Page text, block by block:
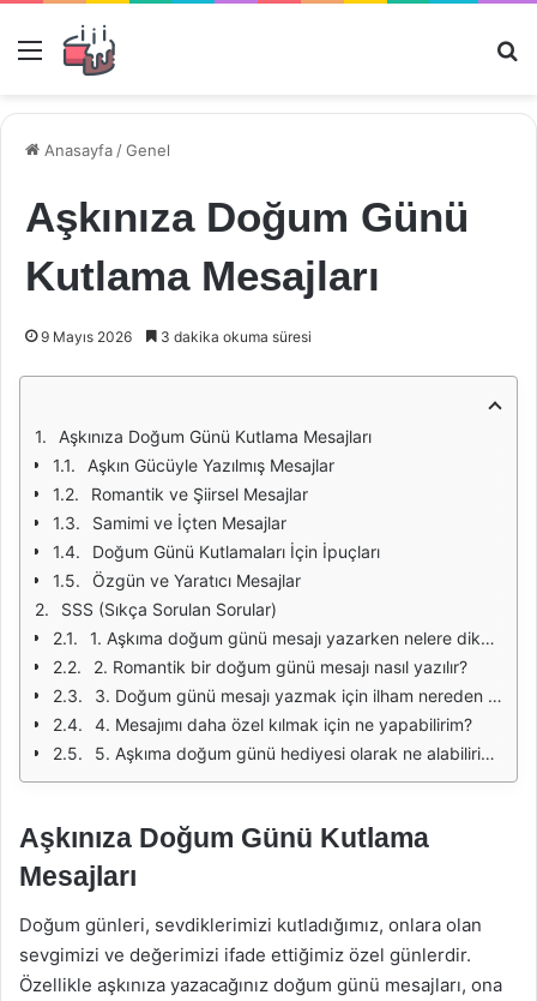
Menü
Anasayfa /Genel
Aşkınıza Doğum Günü
Kutlama Mesajları
9 Mayıs 2026 3 dakika okuma süresi
Aşkınıza Doğum Günü Kutlama Mesajları
Aşkın Gücüyle Yazılmış Mesajlar
Romantik ve Şiirsel Mesajlar
Samimi ve İçten Mesajlar
Doğum Günü Kutlamaları İçin İpuçları
Özgün ve Yaratıcı Mesajlar
SSS (Sıkça Sorulan Sorular)
1. Aşkıma doğum günü mesajı yazarken nelere dikkat etmeliyim?
2. Romantik bir doğum günü mesajı nasıl yazılır?
3. Doğum günü mesajı yazmak için ilham nereden alabilirim?
4. Mesajımı daha özel kılmak için ne yapabilirim?
5. Aşkıma doğum günü hediyesi olarak ne alabilirim?
Aşkınıza Doğum Günü Kutlama
Mesajları
Doğum günleri, sevdiklerimizi kutladığımız, onlara olan
sevgimizi ve değerimizi ifade ettiğimiz özel günlerdir.
Özellikle aşkınıza yazacağınız doğum günü mesajları, ona